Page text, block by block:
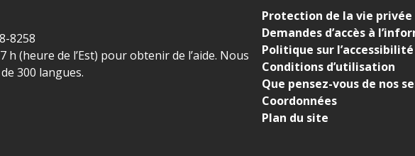
8258
h (heure de l’Est) pour obtenir de l’aide. Nous
300 langues.
Protection de la vie privée
Demandes d’accès à
Politique sur l’accessibilité
Conditions d’utilisation
Que pensez-vous de nos
Coordonnées
Plan du site